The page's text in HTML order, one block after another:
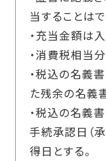
当することはで
・充当金額は
・消費税相当
・税込の名義
た残余の名義
・税込の名義
手続承認日（
得日とする。